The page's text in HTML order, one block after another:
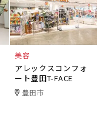
美容
アレックスコンフォ
ート豊田T-FACE
豊田市